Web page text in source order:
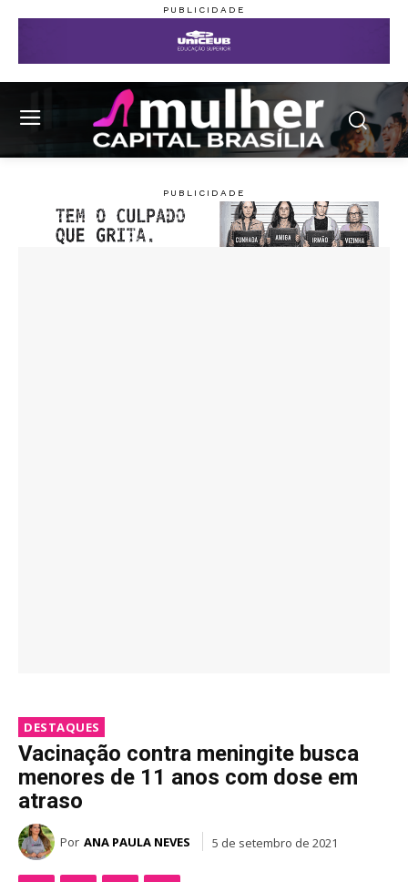
DESTAQUES
Vacinação contra meningite busca
menores de 11 anos com dose em
atraso
Por ANA PAULA NEVES 5 de setembro de 2021